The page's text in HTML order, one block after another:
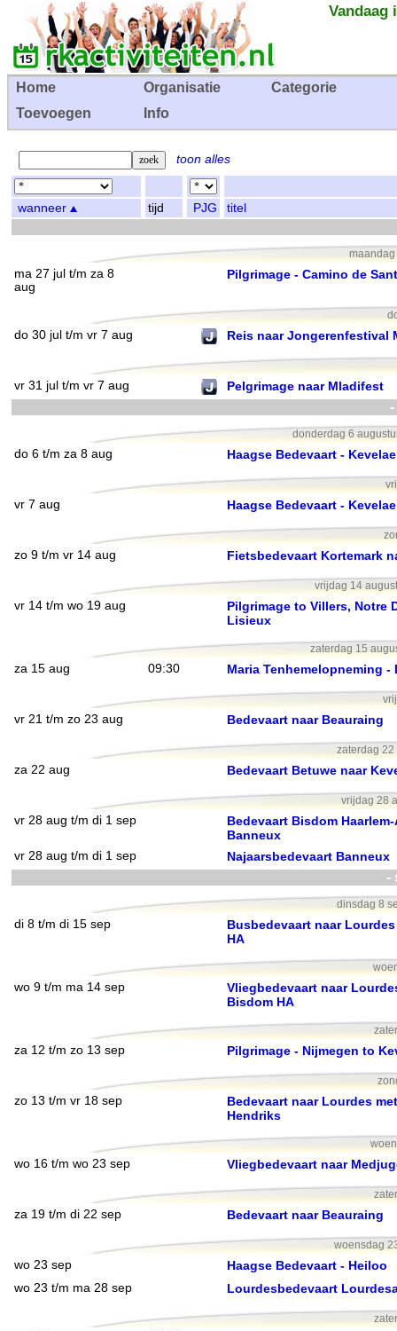
Vandaag
Home Organisatie
Categorie
Toevoegen
Info
toon alles
wanneer tijd PJG titel
maandag
ma 27 jul t/m za 8
aug
Pilgrimage - Camino de
do 30 jul t/m vr 7 aug Reis naar Jongerenfestival
vr 31 jul t/m vr 7 aug Pelgrimage naar Mladifest
donderdag 6
do 6 t/m za 8 aug Haagse Bedevaart -
vr 7 aug Haagse Bedevaart -
zo 9 t/m vr 14 aug Fietsbedevaart Kortemark
vrijdag 14
vr 14 t/m wo 19 aug
Pilgrimage to Villers, Notre
Lisieux
zaterdag 15
za 15 aug 09:30 Maria Tenhemelopneming -
vr 21 t/m zo 23 aug Bedevaart naar Beauraing
zaterdag
za 22 aug Bedevaart Betuwe naar
vrijdag 28
vr 28 aug t/m di 1 sep
Bedevaart Bisdom
Banneux
vr 28 aug t/m di 1 sep Najaarsbedevaart Banneux
-
dinsdag 8
di 8 t/m di 15 sep
Busbedevaart naar
HA
wo 9 t/m ma 14 sep
Vliegbedevaart naar
Bisdom HA
za 12 t/m zo 13 sep Pilgrimage - Nijmegen to
zo 13 t/m vr 18 sep
Bedevaart naar Lourdes
Hendriks
wo 16 t/m wo 23 sep Vliegbedevaart naar
za 19 t/m di 22 sep Bedevaart naar Beauraing
woensdag
wo 23 sep Haagse Bedevaart - Heiloo
wo 23 t/m ma 28 sep Lourdesbedevaart